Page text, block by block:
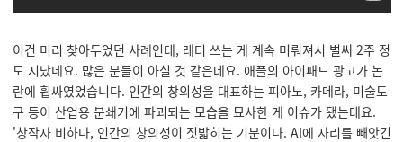
이건 미리 찾아두었던 사례인데, 레터 쓰는 게 계속 미뤄져서 벌써 2주 정
도 지났네요. 많은 분들이 아실 것 같은데요. 애플의 아이패드 광고가 논
란에 휩싸였었습니다. 인간의 창의성을 대표하는 피아노, 카메라, 미술도
구 등이 산업용 분쇄기에 파괴되는 모습을 묘사한 게 이슈가 됐는데요.
'창작자 비하다, 인간의 창의성이 짓밟히는 기분이다. AI에 자리를 빼앗긴